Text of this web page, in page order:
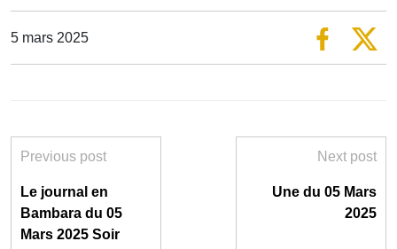
5 mars 2025
Previous post
Le journal en
Bambara du 05
Mars 2025 Soir
Next post
Une du 05 Mars
2025